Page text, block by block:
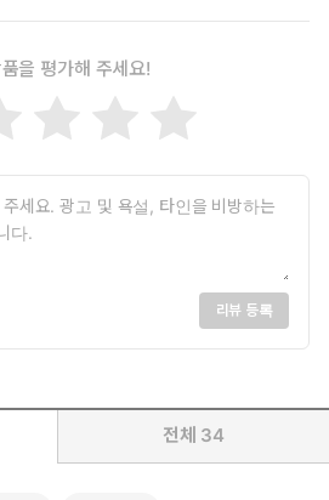
을 평가해 주세요!
리뷰 등록
전체 34